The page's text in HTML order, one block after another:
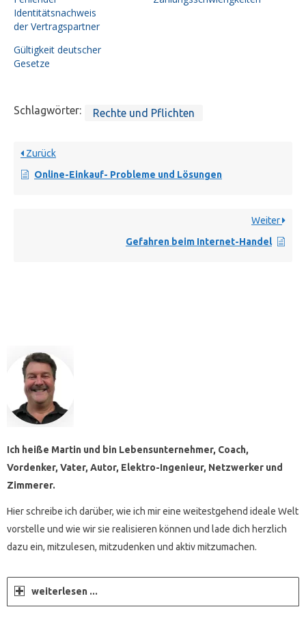
Ich heiße Martin und bin Lebensunternehmer, Coach,
Vordenker, Vater, Autor, Elektro-Ingenieur, Netzwerker und
Zimmerer.
Hier schreibe ich darüber, wie ich mir eine weitestgehend ideale Welt
vorstelle und wie wir sie realisieren können und lade dich herzlich
dazu ein, mitzulesen, mitzudenken und aktiv mitzumachen.
weiterlesen ...
Identitätsnachweis
der Vertragspartner
Gültigkeit deutscher
Gesetze
Schlagwörter: Rechte und Pflichten
Zurück
Online-Einkauf- Probleme und Lösungen
Weiter
Gefahren beim Internet-Handel